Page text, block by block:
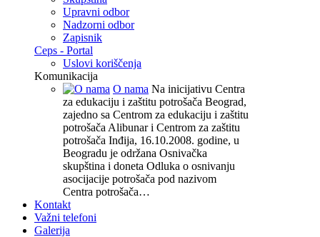
Upravni odbor
Nadzorni odbor
Zapisnik
Ceps - Portal
Uslovi koriščenja
Komunikacija
O nama Na inicijativu Centra
za edukaciju i zaštitu potrošača Beograd,
zajedno sa Centrom za edukaciju i zaštitu
potrošača Alibunar i Centrom za zaštitu
potrošača Inđija, 16.10.2008. godine, u
Beogradu je održana Osnivačka
skupština i doneta Odluka o osnivanju
asocijacije potrošača pod nazivom
Centra potrošača…
Kontakt
Važni telefoni
Galerija